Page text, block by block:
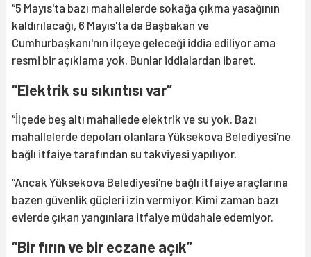
“5 Mayıs'ta bazı mahallelerde sokağa çıkma yasağının
kaldırılacağı, 6 Mayıs'ta da Başbakan ve
Cumhurbaşkanı'nın ilçeye geleceği iddia ediliyor ama
resmi bir açıklama yok. Bunlar iddialardan ibaret.
“Elektrik su sıkıntısı var”
“İlçede beş altı mahallede elektrik ve su yok. Bazı
mahallelerde depoları olanlara Yüksekova Belediyesi'ne
bağlı itfaiye tarafından su takviyesi yapılıyor.
“Ancak Yüksekova Belediyesi'ne bağlı itfaiye araçlarına
bazen güvenlik güçleri izin vermiyor. Kimi zaman bazı
evlerde çıkan yangınlara itfaiye müdahale edemiyor.
“Bir fırın ve bir eczane açık”